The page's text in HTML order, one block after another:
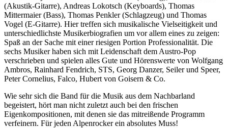
(Akustik-Gitarre), Andreas Lokotsch (Keyboards), Thomas
Mittermaier (Bass), Thomas Penkler (Schlagzeug) und Thomas
Vogel (E-Gitarre). Hier treffen sich musikalische Vielseitigkeit und
unterschiedlichste Musikerbiografien um vor allem eines zu zeigen:
Spaß an der Sache mit einer riesigen Portion Professionalität. Die
sechs Musiker haben sich mit Leidenschaft dem Austro-Pop
verschrieben und spielen alles Gute und Hörenswerte von Wolfgang
Ambros, Rainhard Fendrich, STS, Georg Danzer, Seiler und Speer,
Peter Cornelius, Falco, Hubert von Goisern & Co.
Wie sehr sich die Band für die Musik aus dem Nachbarland
begeistert, hört man nicht zuletzt auch bei den frischen
Eigenkompositionen, mit denen sie das mitreißende Programm
verfeinern. Für jeden Alpenrocker ein absolutes Muss!